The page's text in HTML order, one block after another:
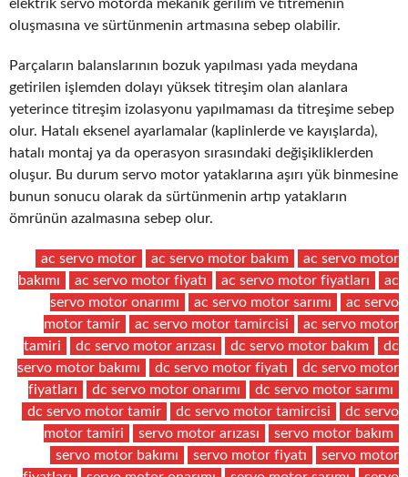
elektrik servo motorda mekanik gerilim ve titremenin
oluşmasına ve sürtünmenin artmasına sebep olabilir.
Parçaların balanslarının bozuk yapılması yada meydana
getirilen işlemden dolayı yüksek titreşim olan alanlara
yeterince titreşim izolasyonu yapılmaması da titreşime sebep
olur. Hatalı eksenel ayarlamalar (kaplinlerde ve kayışlarda),
hatalı montaj ya da operasyon sırasındaki değişikliklerden
oluşur. Bu durum servo motor yataklarına aşırı yük binmesine
bunun sonucu olarak da sürtünmenin artıp yatakların
ömrünün azalmasına sebep olur.
ac servo motor ac servo motor bakım
ac servo motor
bakımı
ac servo motor fiyatı ac servo motor fiyatları
ac
servo motor onarımı
ac servo motor sarımı
ac servo
motor tamir
ac servo motor tamircisi
ac servo motor
tamiri
dc servo motor arızası dc servo motor bakım
dc
servo motor bakımı
dc servo motor fiyatı
dc servo motor
fiyatları
dc servo motor onarımı
dc servo motor sarımı
dc servo motor tamir
dc servo motor tamircisi
dc servo
motor tamiri
servo motor arızası
servo motor bakım
servo motor bakımı
servo motor fiyatı
servo motor